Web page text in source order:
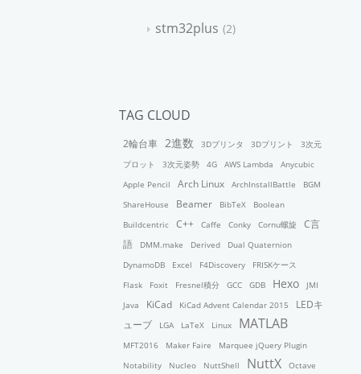
stm32plus 2
TAG CLOUD
2輪台車 2進数 3Dプリンタ 3Dプリント
3次元
プロット
3次元姿勢 4G AWS Lambda
Anycubic
Apple Pencil
Arch Linux ArchInstallBattle
BGM
ShareHouse
Beamer BibTeX
Boolean
Buildcentric
C++ Caffe Conky Cornu螺旋
C言
語
DMM.make Derived
Dual Quaternion
DynamoDB
Excel F4Discovery
FRISKケース
Flask
Foxit Fresnel積分 GCC GDB Hexo
JMI
Java
KiCad KiCad Advent Calendar 2015
LEDキ
ューブ
LGA LaTeX Linux MATLAB
MFT2016 Maker Faire
Marquee jQuery Plugin
Notability
Nucleo NuttShell NuttX Octave